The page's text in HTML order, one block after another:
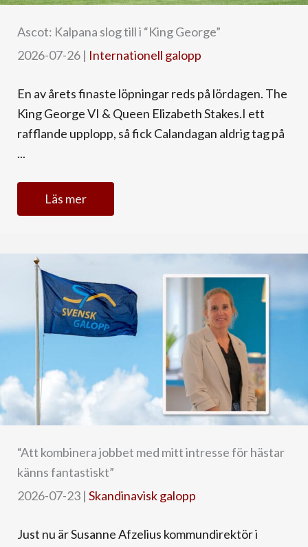
Ascot: Kalpana slog till i “King George”
2026-07-26 | Internationell galopp
En av årets finaste löpningar reds på lördagen. The
King George VI & Queen Elizabeth Stakes.I ett
rafflande upplopp, så fick Calandagan aldrig tag på
...
Läs mer
“Att kombinera jobbet med mitt intresse för hästar
känns fantastiskt”
2026-07-23 | Skandinavisk galopp
Just nu är Susanne Afzelius kommundirektör i